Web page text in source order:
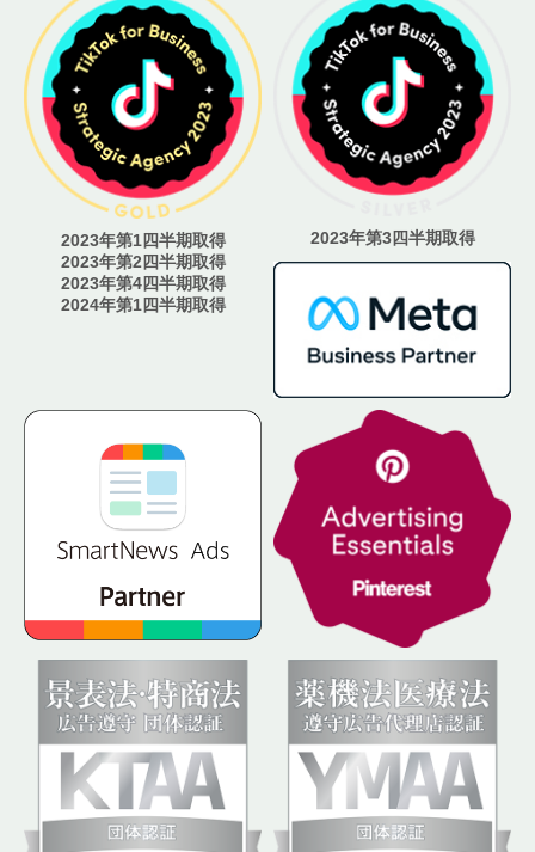
2023年第1四半期取得
2023年第2四半期取得
2023年第4四半期取得
2024年第1四半期取得
2023年第3四半期取得